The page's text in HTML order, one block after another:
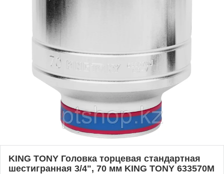
KING TONY Головка торцевая стандартная
шестигранная 3/4", 70 мм KING TONY 633570M